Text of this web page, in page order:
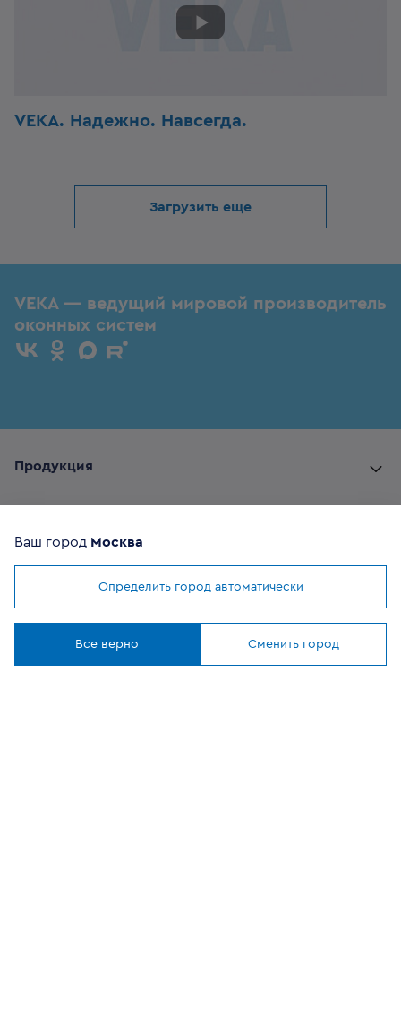
VEKA. Надежно. Навсегда.
Загрузить еще
Мы используем cookies
VEKA — ведущий мировой производитель
оконных систем
Продукция
Где купить
Ваш город Москва
Определить город автоматически
Все верно Сменить город